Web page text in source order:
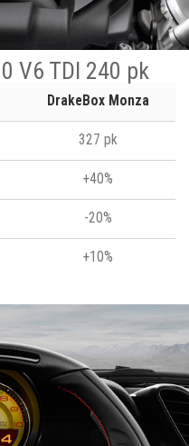
V6 TDI 240 pk
DrakeBox Monza
327 pk
+40%
-20%
+10%